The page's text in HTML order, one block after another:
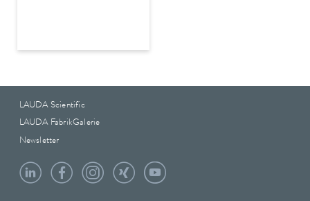
LAUDA Scientific
LAUDA FabrikGalerie
Newsletter